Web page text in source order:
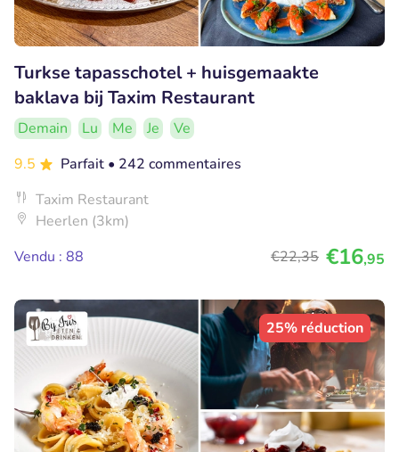
Turkse tapasschotel + huisgemaakte
baklava bij Taxim Restaurant
Demain Lu Me Je
Ve
9.5
Parfait • 242 commentaires
Taxim Restaurant
Heerlen (3km)
Vendu : 88
€22,35 €16,95
25% réduction